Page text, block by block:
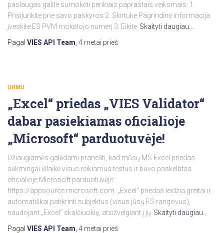
paslaugas galite sumokėti penkiais paprastais veiksmais: 1.
Prisijunkite prie savo paskyros 2. Skirtuke Pagrindinė informacija
įveskite ES PVM mokėtojo numerį 3. Eikite Skaityti daugiau…
Pagal VIES API Team 4 metai prieš
URMU
„Excel“ priedas „VIES Validator“
dabar pasiekiamas oficialioje
„Microsoft“ parduotuvėje!
Džiaugiamės galėdami pranešti, kad mūsų MS Excel priedas
sėkmingai išlaikė visus reikiamus testus ir buvo paskelbtas
oficialioje Microsoft parduotuvėje:
https://appsource.microsoft.com. „Excel“ priedas leidžia greitai ir
automatiškai patikrinti subjektus (visus jūsų ES rangovus),
naudojant „Excel“ skaičiuoklę, atsižvelgiant į jų Skaityti daugiau…
Pagal VIES API Team 4 metai prieš